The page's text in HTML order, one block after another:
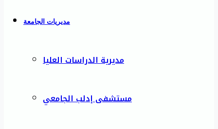
مديريات الجامعة
مديرية الدراسات العليا
مستشفى إدلب الجامعي